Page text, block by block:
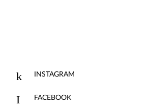
INSTAGRAM
FACEBOOK